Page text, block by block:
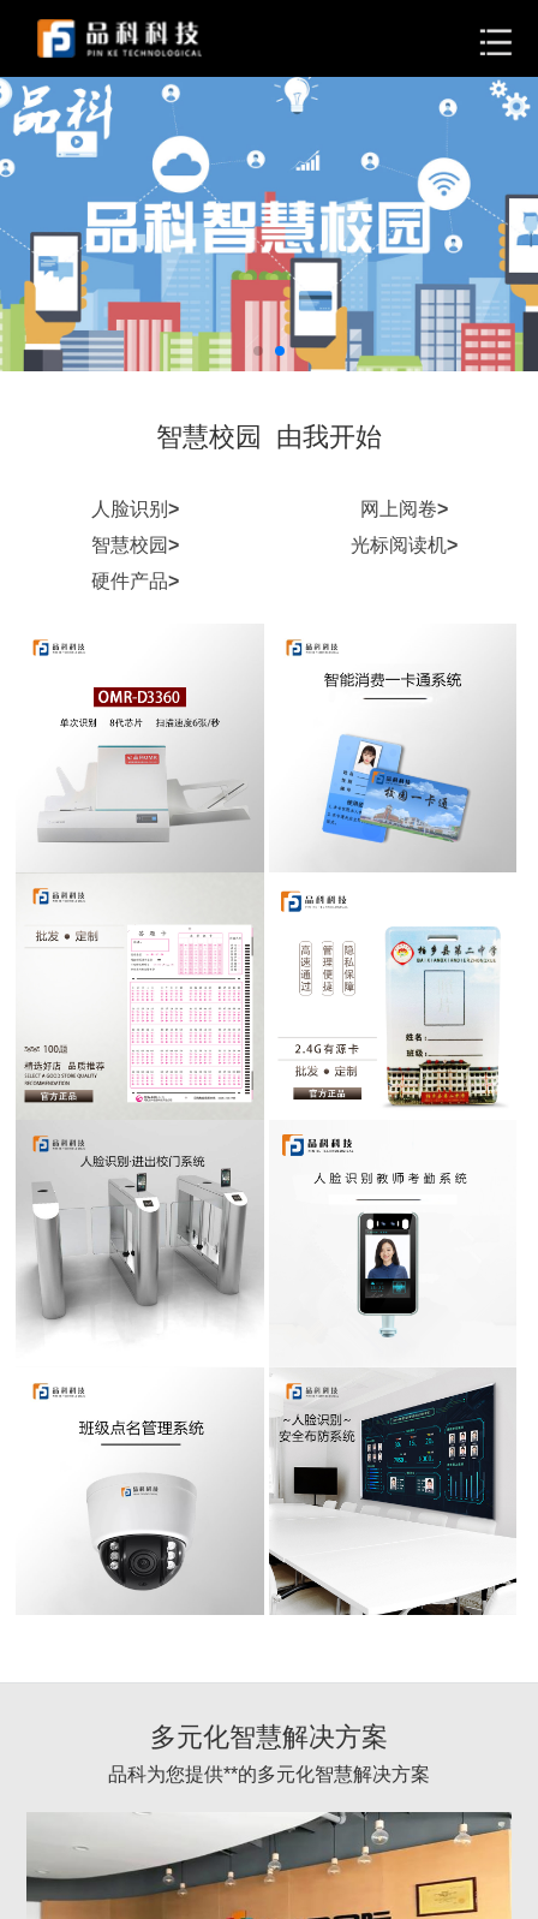
智慧校园 由我开始
人脸识别 > 网上阅卷>
智慧校园> 光标阅读机>
硬件产品>
多元化智慧解决方案
品科为您提供**的多元化智慧解决方案